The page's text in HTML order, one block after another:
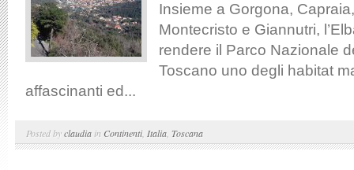
Insieme a Gorgona,
Montecristo e Giannutri,
rendere il Parco Nazionale
Toscano uno degli habitat
affascinanti ed...
Posted byclaudia in Continenti, Italia Toscana